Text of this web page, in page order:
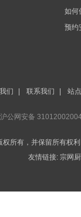
如何
预约
们 联系我们 站
沪公网安备
所有，并保留所有权
友情链接: 宗网